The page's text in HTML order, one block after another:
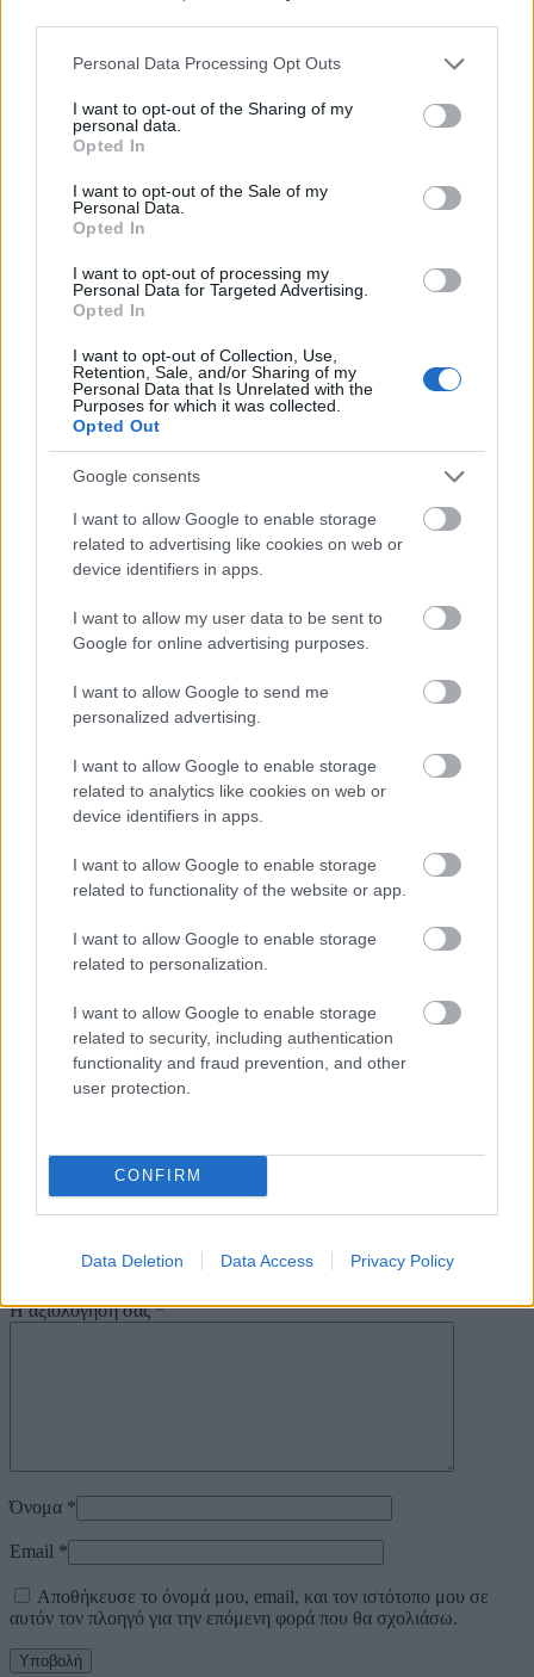
Please note that this website/app uses one or more Google
not limited to your visit or usage behaviour. You may click to
grant or deny consent to Google and its third-party tags to
use your data for below specified purposes in below Google
consent section.
Personal Data Processing Opt Outs
I want to opt-out of the Sharing of my
personal data.
Opted In
I want to opt-out of the Sale of my
Personal Data.
Opted In
I want to opt-out of processing my
Personal Data for Targeted Advertising.
Opted In
I want to opt-out of Collection, Use,
Retention, Sale, and/or Sharing of my
Personal Data that Is Unrelated with the
Purposes for which it was collected.
Opted Out
Google consents
I want to allow Google to enable storage
related to advertising like cookies on web or
device identifiers in apps.
I want to allow my user data to be sent to
Google for online advertising purposes.
I want to allow Google to send me
personalized advertising.
I want to allow Google to enable storage
related to analytics like cookies on web or
device identifiers in apps.
I want to allow Google to enable storage
related to functionality of the website or app.
I want to allow Google to enable storage
related to personalization.
I want to allow Google to enable storage
related to security, including authentication
functionality and fraud prevention, and other
user protection.
CONFIRM
Data Deletion Data Access Privacy Policy
Ζόμπι: Πόντοι ζωής = 30 (60 αν πεθάνει γρήγορα, δεν το λέμε στα
παιδιά). Άμυνα = 12. Επίθεση = 6 πόντοι ζημιάς. Κίνηση = 4. Όταν
πεθάνει, δίνει 30 χρυσά στον καθένα.
Ορκ: Πόντοι ζωής = 35 (70 αν πεθάνει γρήγορα, δεν το λέμε στα
πεθάνει, δίνει 35 χρυσά στον καθένα.
Τελευταίο τέρας, ο γέρος που τους έφερε στο χωριό και
μεταμορφώνεται σε δράκο. Πόντοι ζωής = 50 (100 αν πεθάνει
γρήγορα, δεν το λέμε στα παιδιά). Άμυνα = 16. Επίθεση = 10
πόντοι ζημιάς. Κίνηση = 7. Όταν πεθάνει, δίνει 35 χρυσά στον
Κατεβάστε:
ΜΠΟΥΝΤΡΟΥΜΙΑ ΚΑΙ ΜΑΓΟΙ (DAGGER ROCK) –
Νομίσματα
ΜΠΟΥΝΤΡΟΥΜΙΑ ΚΑΙ ΜΑΓΟΙ (DAGGER ROCK) – ΔΝΔ –
Χαρακτήρες.xlsx
Αξιολογήσεις (0)
Βαθμολογήθηκε με0από 5
0 reviews
Βαθμολογήθηκε με4από 5
Βαθμολογήθηκε με2από 5
Clear filters
Δεν υπάρχει καμία αξιολόγηση ακόμη.
ΚΑΙ ΜΑΓΟΙ (DAGGER ROCK)”
Η βαθμολογία σας*
Η αξιολόγησή σας*
Όνομα *
Email *
Αποθήκευσε το όνομά μου, email, και τον ιστότοπο μου σε
αυτόν τον πλοηγό για την επόμενη φορά που θα σχολιάσω.